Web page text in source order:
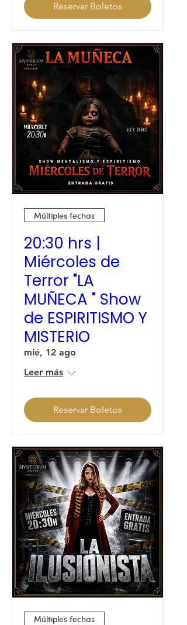
Reservar Boletos
Múltiples fechas
20:30 hrs |
Miércoles de
Terror "LA
MUÑECA " Show
de ESPIRITISMO Y
MISTERIO
mié, 12 ago
Leer más
Reservar Boletos
Múltiples fechas